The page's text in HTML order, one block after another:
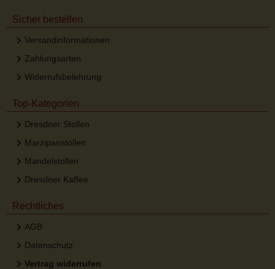
Sicher bestellen
Versandinformationen
Zahlungsarten
Widerrufsbelehrung
Top-Kategorien
Dresdner Stollen
Marzipanstollen
Mandelstollen
Dresdner Kaffee
Rechtliches
AGB
Datenschutz
Vertrag widerrufen